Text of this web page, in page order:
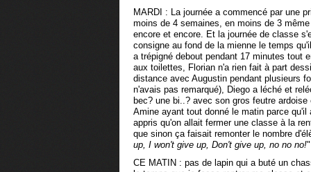
MARDI : La journée a commencé par une
moins de 4 semaines, en moins de 3
encore et encore. Et la journée de classe
consigne au fond de la mienne le temps
a trépigné debout pendant 17 minutes tout
aux toilettes, Florian n'a rien fait à part
distance avec Augustin pendant plusieurs
n'avais pas remarqué), Diego a léché et
bec? une bi..? avec son gros feutre
Amine ayant tout donné le matin parce
appris qu'on allait fermer une classe à la
que sinon ça faisait remonter le nombre
up, I won't give up, Don't give up, no no no!
CE MATIN : pas de lapin qui a buté un